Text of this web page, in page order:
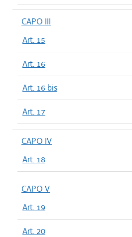
CAPO III
Art. 15
Art. 16
Art. 16 bis
Art. 17
CAPO IV
Art. 18
CAPO V
Art. 19
Art. 20